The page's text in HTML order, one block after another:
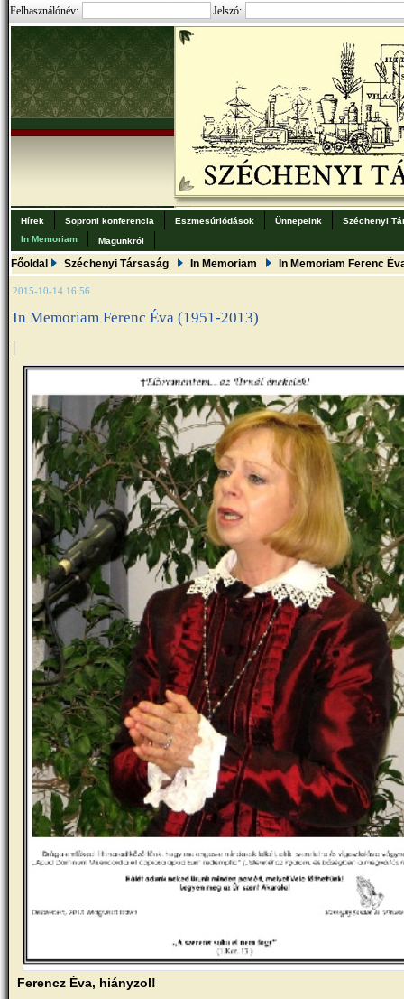
Felhasználónév: Jelszó:
Hírek Soproni konferencia Eszmesúrlódások Ünnepeink
Széchenyi
In Memoriam
Magunkról
Főoldal Széchenyi Társaság In Memoriam In Memoriam Ferenc
2015-10-14 16:56
In Memoriam Ferenc Éva (1951-2013)
|
Ferencz Éva, hiányzol!